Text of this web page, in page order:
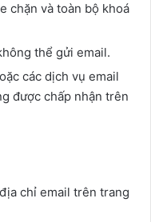
chặn và toàn bộ khoá
thể gửi email.
các dịch vụ email
được chấp nhận trên
chỉ email trên trang